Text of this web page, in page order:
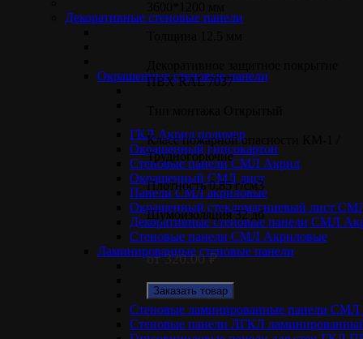
Декоративные стеновые панели
Окрашенные стеновые панели
ГКЛ Акрил полимер
Окрашенный гипсокартон
Стеновые панели СМЛ Акрил
Окрашенный СМЛ лист
Панели СМЛ акриловые
Окрашенный стекломагниевый лист
Декоративные стеновые панели СМЛ
Стеновые панели СМЛ Акриловые
Ламинированные стеновые панели
Стеновые ламинированные панели
Стеновые панели ЛГКЛ
ПВХ RAL 7037
Класс пожарной опасности
Трудногорючие
Плотность0,85 г/см3
Шумоизоляция32 дб
от320.00₽
Заказать товар